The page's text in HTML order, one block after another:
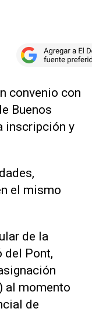
convenio con
Buenos
inscripción y
el mismo
de la
del Pont,
al momento
de